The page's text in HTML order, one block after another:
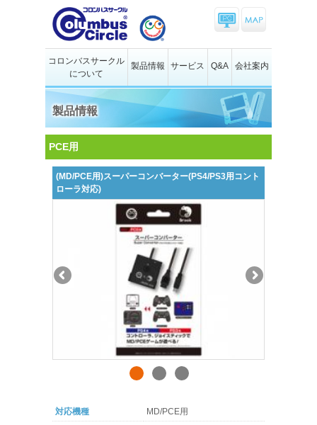
コロンバスサークル
について
製品情報 サービス Q&A 会社案内
製品情報
PCE用
(MD/PCE用)スーパーコンバーター(PS4/PS3用コント
ローラ対応)
対応機種
MD/PCE用